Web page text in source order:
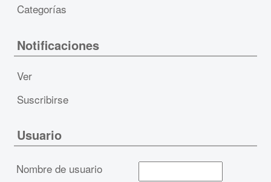
Categorías
Notificaciones
Ver
Suscribirse
Usuario
Nombre de usuario